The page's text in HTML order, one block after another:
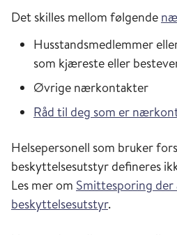
Det skilles mellom følgende
Husstandsmedlemmer
som kjæreste eller
Øvrige nærkontakter
Råd til deg som er
Helsepersonell som bruker
beskyttelsesutstyr defineres
Les mer om Smittesporing
beskyttelsesutstyr.